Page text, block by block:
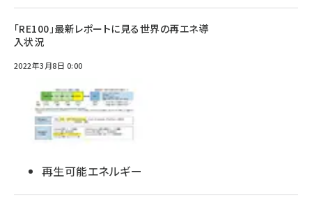
「RE100」最新レポートに見る世界の再エネ導
入状況
2022年3月8日 0:00
再生可能エネルギー